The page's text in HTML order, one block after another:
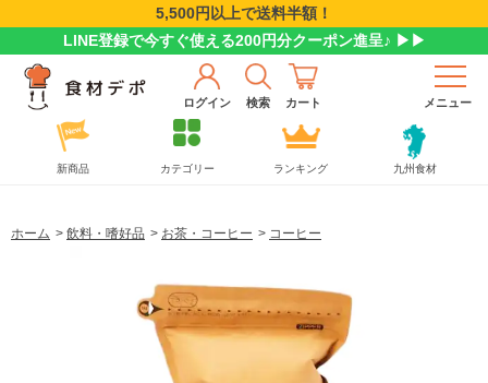
5,500円以上で送料半額！
LINE登録で今すぐ使える200円分クーポン進呈♪ ▶▶
ログイン 検索 カート メニュー
新商品 カテゴリー ランキング 九州食材
ホーム > 飲料・嗜好品 > お茶・コーヒー > コーヒー